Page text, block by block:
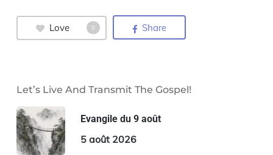
Love 0 Share
Let’s Live And Transmit The Gospel!
Evangile du 9 août
5 août 2026